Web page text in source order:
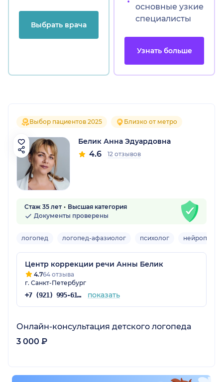
Выбрать врача
основные узкие
специалисты
Узнать больше
Выбор пациентов 2025 Близко от метро
Белик Анна Эдуардовна
4.6 12 отзывов
Стаж 35 лет
Высшая категория
Документы проверены
логопед логопед-афазиолог психолог
Центр коррекции речи Анны Белик
4.764 отзыва
г. Санкт-Петербург
+7 (921) 995-61-57 показать
Онлайн-консультация детского логопеда
3 000 ₽